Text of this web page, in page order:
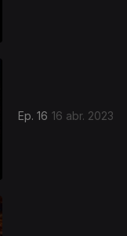
Ep. 16 16 abr. 2023